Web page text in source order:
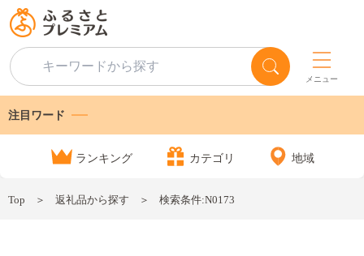
メニュー
注目ワード
ランキング カテゴリ 地域
Top 返礼品から探す 検索条件:N0173